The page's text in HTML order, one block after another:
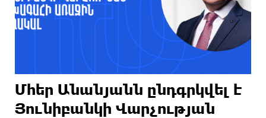
Մհեր Անանյանն ընդգրկվել է
Յունիբանկի Վարչության